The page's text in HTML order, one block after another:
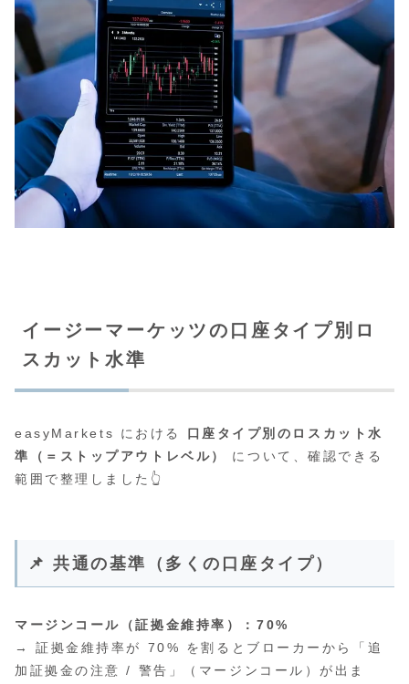
イージーマーケッツの口座タイプ別ロ
スカット水準
easyMarkets における 口座タイプ別のロスカット水
準（＝ストップアウトレベル）
について、確認できる
範囲で整理しました👆
📌 共通の基準（多くの口座タイプ）
マージンコール（証拠金維持率）：70%
→ 証拠金維持率が 70% を割るとブローカーから「追
加証拠金の注意 / 警告」（マージンコール）が出ま